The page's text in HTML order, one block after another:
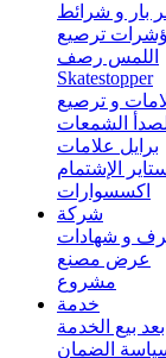
بار و شرائط
ترصيع
اللمس رصف
Skatestopper
و ترصيع
الشمعات
برايل علامات
الإشتمام
اكسسوارات
شركة
و شهادات
عرض مصنع
مشروع
خدمة
بعد بيع الخدمة
الضمان